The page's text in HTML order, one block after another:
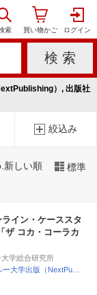
）, 出版社
絞込み
新しい順 標準
イン・ケーススタ
ザ コカ・コーラカ
学総合研究所
ー大学出版（NextPu…